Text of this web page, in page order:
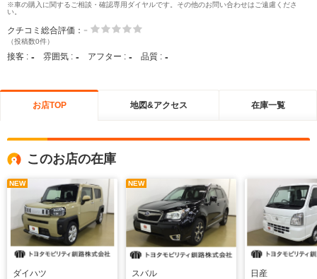
※車の購入に関するご相談・確認専用ダイヤルです。その他のお問い合わせはご遠慮くださ
い。
クチコミ総合評価： -
（投稿数0件）
接客 : - 雰囲気 : - アフター : - 品質 : -
お店TOP 地図&アクセス 在庫一覧
このお店の在庫
NEW
ダイハツ
NEW
スバル 日産